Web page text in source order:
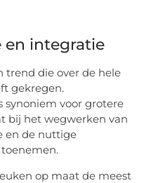
en integratie
trend die over de hele
gekregen.
synoniem voor grotere
bij het wegwerken van
en de nuttige
op maat de meest